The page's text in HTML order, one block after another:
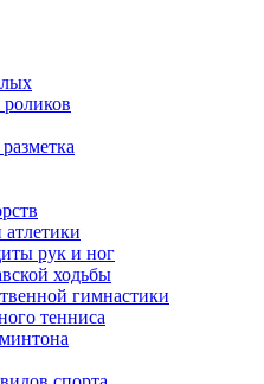
рук и ног
ходьбы
гимнастики
тенниса